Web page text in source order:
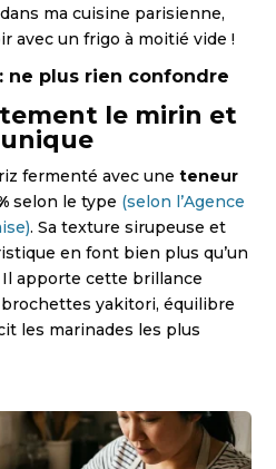
ma cuisine parisienne,
avec un frigo à moitié vide !
ne plus rien confondre
le mirin et
fermenté avec uneteneur
selon le type (selon l’Agence
. Sa texture sirupeuse et
en font bien plus qu’un
apporte cette brillance
brochettes yakitori, équilibre
les marinades les plus